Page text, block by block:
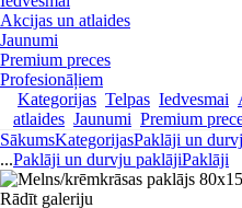
Akcijas un atlaides
Jaunumi
Premium preces
Profesionāļiem
Kategorijas Telpas Iedvesmai
atlaides Jaunumi Premium
SākumsKategorijasPaklāji un
...Paklāji un durvju paklājiPaklāji
Rādīt galeriju